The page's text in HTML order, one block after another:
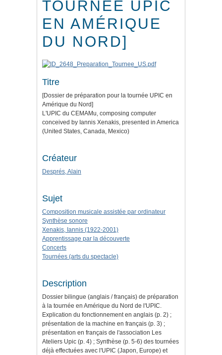
TOURNÉE UPIC
EN AMÉRIQUE
DU NORD]
Titre
[Dossier de préparation pour la tournée UPIC en
Amérique du Nord]
L'UPIC du CEMAMu, composing computer
conceived by Iannis Xenakis, presented in America
(United States, Canada, Mexico)
Créateur
Després, Alain
Sujet
Composition musicale assistée par ordinateur
Synthèse sonore
Xenakis, Iannis (1922-2001)
Apprentissage par la découverte
Concerts
Tournées (arts du spectacle)
Description
Dossier bilingue (anglais / français) de préparation
à la tournée en Amérique du Nord de l'UPIC.
Explication du fonctionnement en anglais (p. 2) ;
présentation de la machine en français (p. 3) ;
présentation en français de l'association Les
Ateliers Upic (p. 4) ; Synthèse (p. 5-6) des tournées
déjà effectuées avec l'UPIC (Japon, Europe) et